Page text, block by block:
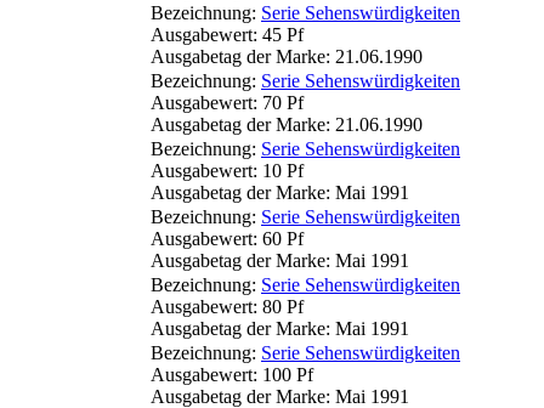
Bezeichnung: Serie Sehenswürdigkeiten
Ausgabewert: 45 Pf
Ausgabetag der Marke: 21.06.1990
Bezeichnung: Serie Sehenswürdigkeiten
Ausgabewert: 70 Pf
Ausgabetag der Marke: 21.06.1990
Bezeichnung: Serie Sehenswürdigkeiten
Ausgabewert: 10 Pf
Ausgabetag der Marke: Mai 1991
Bezeichnung: Serie Sehenswürdigkeiten
Ausgabewert: 60 Pf
Ausgabetag der Marke: Mai 1991
Bezeichnung: Serie Sehenswürdigkeiten
Ausgabewert: 80 Pf
Ausgabetag der Marke: Mai 1991
Bezeichnung: Serie Sehenswürdigkeiten
Ausgabewert: 100 Pf
Ausgabetag der Marke: Mai 1991